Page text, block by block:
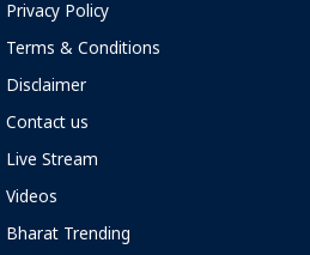
Privacy Policy
Terms & Conditions
Disclaimer
Contact us
Live Stream
Videos
Bharat Trending